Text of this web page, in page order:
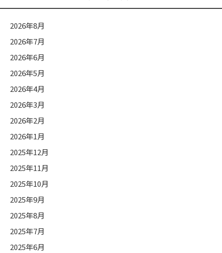
2026年8月
2026年7月
2026年6月
2026年5月
2026年4月
2026年3月
2026年2月
2026年1月
2025年12月
2025年11月
2025年10月
2025年9月
2025年8月
2025年7月
2025年6月